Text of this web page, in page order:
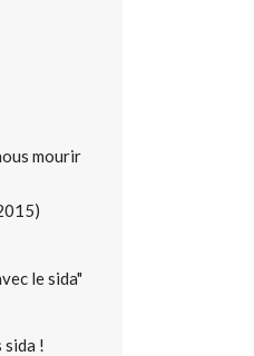
mourir
le sida"
sida !